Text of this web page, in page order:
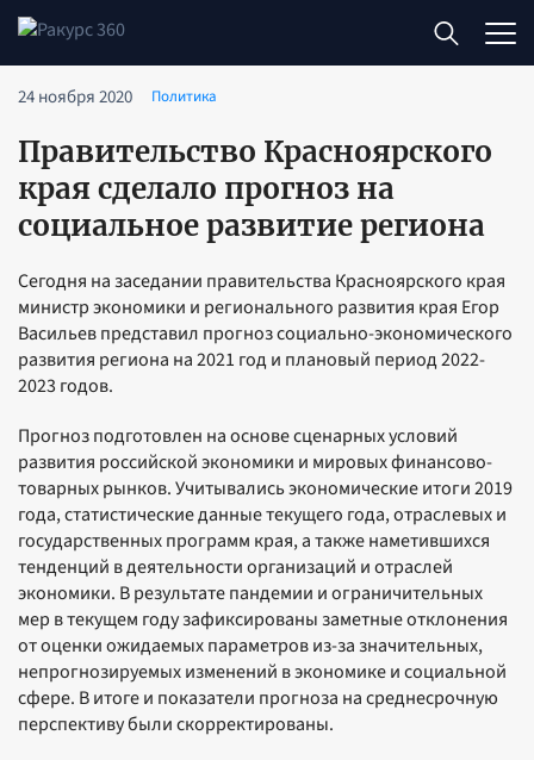
24 ноября 2020 Политика
Правительство Красноярского
края сделало прогноз на
социальное развитие региона
Сегодня на заседании правительства Красноярского края
министр экономики и регионального развития края Егор
Васильев представил прогноз социально-экономического
развития региона на 2021 год и плановый период 2022-
2023 годов.
Прогноз подготовлен на основе сценарных условий
развития российской экономики и мировых финансово-
товарных рынков. Учитывались экономические итоги 2019
года, статистические данные текущего года, отраслевых и
государственных программ края, а также наметившихся
тенденций в деятельности организаций и отраслей
экономики. В результате пандемии и ограничительных
мер в текущем году зафиксированы заметные отклонения
от оценки ожидаемых параметров из-за значительных,
непрогнозируемых изменений в экономике и социальной
сфере. В итоге и показатели прогноза на среднесрочную
перспективу были скорректированы.